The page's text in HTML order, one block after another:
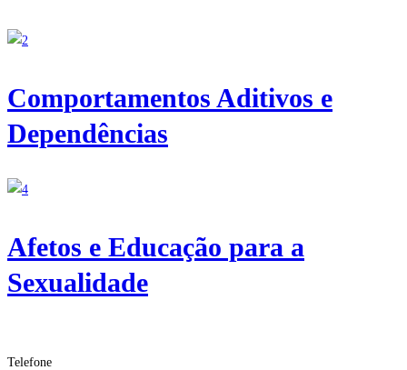
Comportamentos Aditivos e
Dependências
Afetos e Educação para a
Sexualidade
Telefone